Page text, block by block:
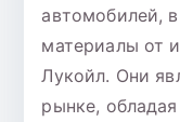
автомобилей,
материалы от
Лукойл. Они
рынке,